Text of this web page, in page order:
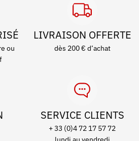
ou
LIVRAISON OFFERTE
dès 200 € d’achat
SERVICE CLIENTS
+ 33 (0)4 72 17 57 72